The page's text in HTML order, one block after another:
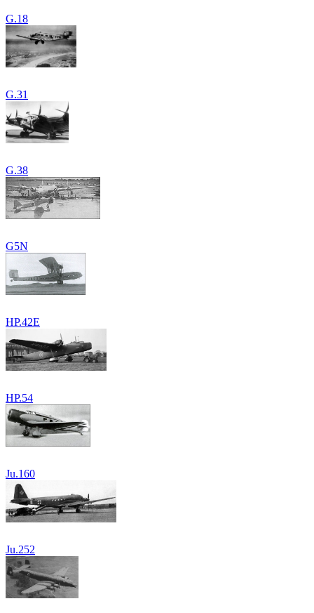
G.18
G.31
G.38
G5N
HP.42E
HP.54
Ju.160
Ju.252